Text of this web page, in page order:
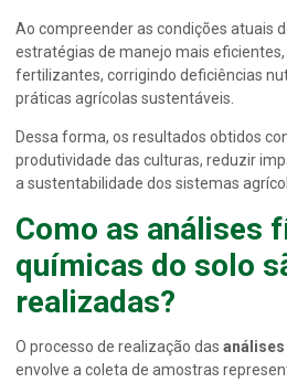
Ao compreender as condições atuais
estratégias de manejo mais
fertilizantes, corrigindo deficiências
práticas agrícolas sustentáveis.
Dessa forma, os resultados obtidos
produtividade das culturas, reduzir
a sustentabilidade dos sistemas
Como as análises
químicas do solo
realizadas?
O processo de realização das
envolve a coleta de amostras